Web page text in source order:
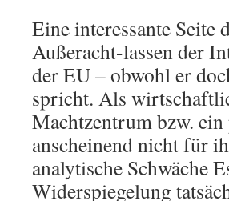
Eine interessante Seite
Außeracht-lassen der
der EU – obwohl er
spricht. Als
Machtzentrum bzw.
anscheinend nicht für
analytische Schwäche
Widerspiegelung